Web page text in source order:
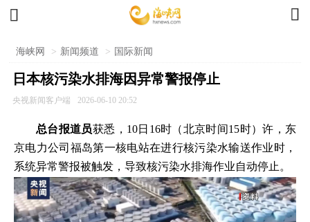
 
海峡网 > 新闻频道 > 国际新闻
日本核污染水排海因异常警报停止
央视新闻客户端 2026-06-10 20:52
总台报道员获悉，10日16时（北京时间15时）许，东
京电力公司福岛第一核电站在进行核污染水输送作业时，
系统异常警报被触发，导致核污染水排海作业自动停止。